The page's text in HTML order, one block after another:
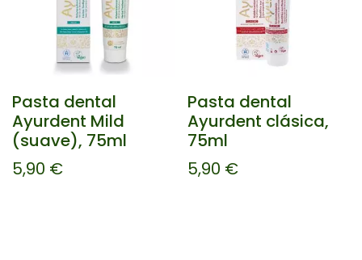
Pasta dental
Ayurdent Mild
(suave), 75ml
5,90 €
Pasta dental
Ayurdent clásica,
75ml
5,90 €